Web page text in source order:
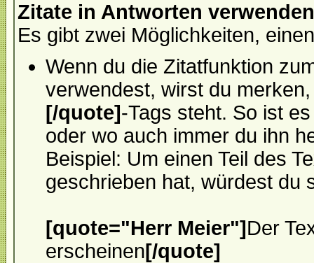
Zitate in Antworten verwenden
Es gibt zwei Möglichkeiten,
Wenn du die Zitatfunktion
verwendest, wirst du
[/quote]-Tags steht. So ist
oder wo auch immer du ihn
Beispiel: Um einen Teil des
geschrieben hat, würdest du
[quote="Herr Meier"]Der
erscheinen[/quote]